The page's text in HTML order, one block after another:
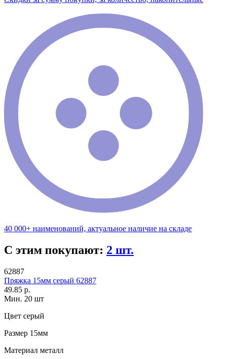
40 000+ наименований, актуальное наличие на складе
С этим покупают: 2 шт.
62887
Пряжка 15мм серый 62887
49.85 р.
Мин. 20 шт
Цвет серый
Размер 15мм
Материал металл